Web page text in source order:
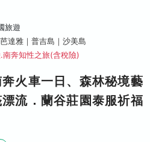
旅遊
達雅｜普吉島｜沙美島
奔知性之旅(含稅險)
火車一日、森林秘境藝
流．蘭谷莊園泰服祈福